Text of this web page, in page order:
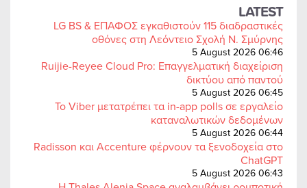
LATEST
LG BS & ΕΠΑΦΟΣ εγκαθιστούν 115 διαδραστικές
οθόνες στη Λεόντειο Σχολή Ν. Σμύρνης
5 August 2026 06:46
Ruijie-Reyee Cloud Pro: Επαγγελματική διαχείριση
δικτύου από παντού
5 August 2026 06:45
Το Viber μετατρέπει τα in-app polls σε εργαλείο
καταναλωτικών δεδομένων
5 August 2026 06:44
Radisson και Accenture φέρνουν τα ξενοδοχεία στο
ChatGPT
5 August 2026 06:43